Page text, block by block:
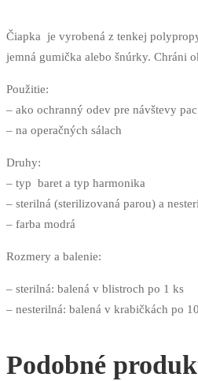
Čiapka je vyrobená z tenkej
jemná gumička alebo šnúrky. Chráni
Použitie:
– ako ochranný odev pre návštevy
– na operačných sálach
Druhy:
– typ baret a typ harmonika
– sterilná (sterilizovaná parou) a
– farba modrá
Rozmery a balenie:
– sterilná: balená v blistroch po 1 ks
– nesterilná: balená v krabičkách po
Podobné